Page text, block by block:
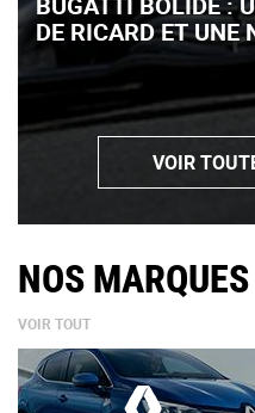
DE RICARD ET UNE
VIDÉO)
VOIR
NOS
VOIR TOUT